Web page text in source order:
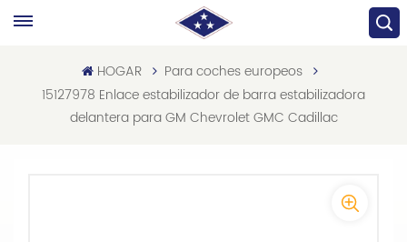
HOGAR
Para coches europeos
15127978 Enlace estabilizador de barra estabilizadora
delantera para GM Chevrolet GMC Cadillac